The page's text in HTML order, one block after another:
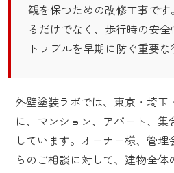
観を保つための改修工事で
るだけでなく、歩行時の安
トラブルを早期に防ぐ重要な
外壁塗装ラボでは、東京・埼
に、マンション、アパート、
しています。オーナー様、管
らのご相談に対して、建物全